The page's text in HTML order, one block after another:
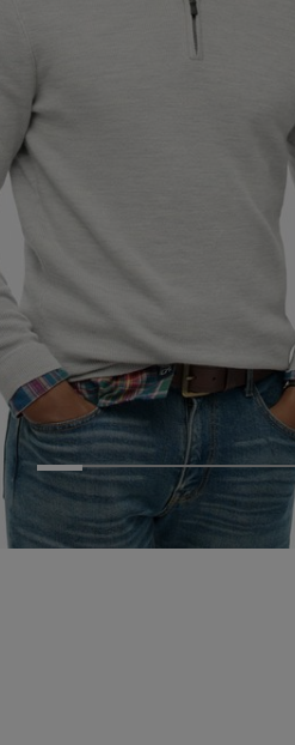
2 4 5 6